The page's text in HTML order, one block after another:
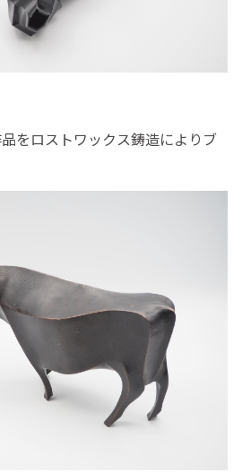
をロストワックス鋳造によりブ